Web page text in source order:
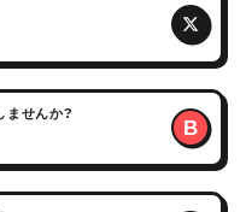
ませんか?
B